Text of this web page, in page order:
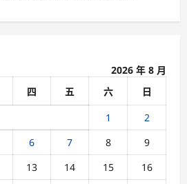
2026 年 8 月
四 五 六
日
1
2
6 7 8
9
13 14 15
16